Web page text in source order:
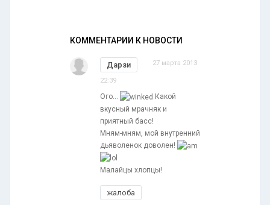
КОММЕНТАРИИ К НОВОСТИ
Дарзи 27 марта 2013
22:39
Ого...
Какой
вкусный мрачняк и
приятный басс!
Мням-мням, мой внутренний
дьяволенок доволен!
Малайцы хлопцы!
жалоба